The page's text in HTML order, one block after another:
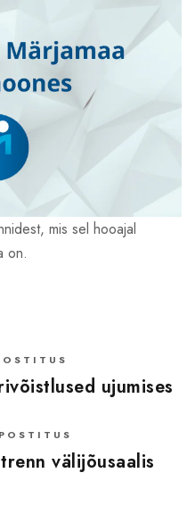
mis sel hooajal
on.
ujumises
välijõusaalis